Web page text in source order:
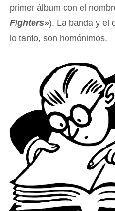
primer álbum con el
Fighters»). La banda y el
lo tanto, son homónimos.